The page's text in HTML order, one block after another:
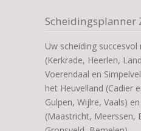
Uw scheiding
(Kerkrade, Heerlen,
Voerendaal en
het Heuvelland (Cadier
Gulpen, Wijlre, Vaals)
(Maastricht, Meerssen,